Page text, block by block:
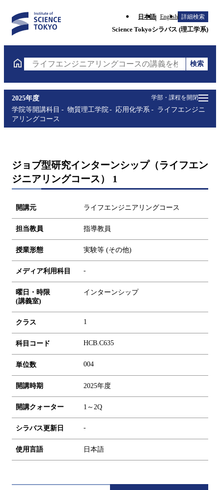
日本語 English 詳細検索
Science Tokyoシラバス (理工学系)
ライフエンジニアリングコースの講義を検索（講義
検索
学部・課程を開閉
2025年度
学院等開講科目
物質理工学院 応用化学系
ライフエンジニ
アリングコース
ジョブ型研究インターンシップ（ライフエン
ジニアリングコース） 1
開講元 ライフエンジニアリングコース
担当教員 指導教員
授業形態 実験等 (その他)
メディア利用科目 -
曜日・時限
(講義室)
インターンシップ
クラス 1
科目コード HCB.C635
単位数 004
開講時期 2025年度
開講クォーター 1～2Q
シラバス更新日 -
使用言語 日本語